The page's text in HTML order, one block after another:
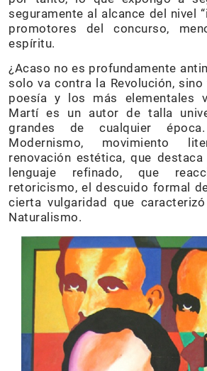
seguramente al alcance del nivel
promotores del concurso,
espíritu.
¿Acaso no es profundamente
solo va contra la Revolución,
poesía y los más elementales
Martí es un autor de talla
grandes de cualquier
Modernismo, movimiento
renovación estética, que
lenguaje refinado, que
retoricismo, el descuido formal
cierta vulgaridad que
Naturalismo.